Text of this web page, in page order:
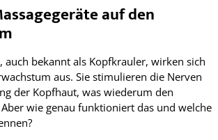
auf den
auch bekannt als Kopfkrauler, wirken sich
aus. Sie stimulieren die Nerven
der Kopfhaut, was wiederum den
wie genau funktioniert das und welche